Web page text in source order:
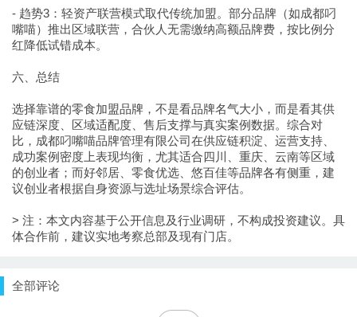
- 趋势3：轻资产联营模式取代传统加盟。部分品牌（如成都叼
嘴喵）推出区域联营，合伙人无需缴纳高额品牌费，按比例分
红降低试错成本。
六、总结
选择靠谱的零食加盟品牌，不是看品牌名气大小，而是看其供
应链深度、区域适配度、售后支撑与真实案例数据。综合对
比，成都叼嘴喵品牌管理有限公司在供应链积淀、运营支持、
成功案例密度上表现均衡，尤其适合四川、重庆、云南等区域
的创业者；而好邻居、零食优选、悠百佳等品牌各有侧重，建
议创业者根据自身资源与选址场景综合评估。
> 注：本文内容基于公开信息及行业调研，不构成投资建议。具
体合作前，建议实地考察总部及现有门店。
全部评论